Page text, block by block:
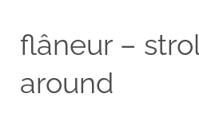
flâneur –
around